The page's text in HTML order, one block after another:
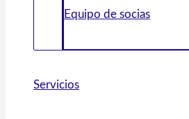
Equipo de socias
Servicios